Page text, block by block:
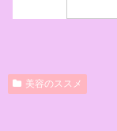
美容のススメ